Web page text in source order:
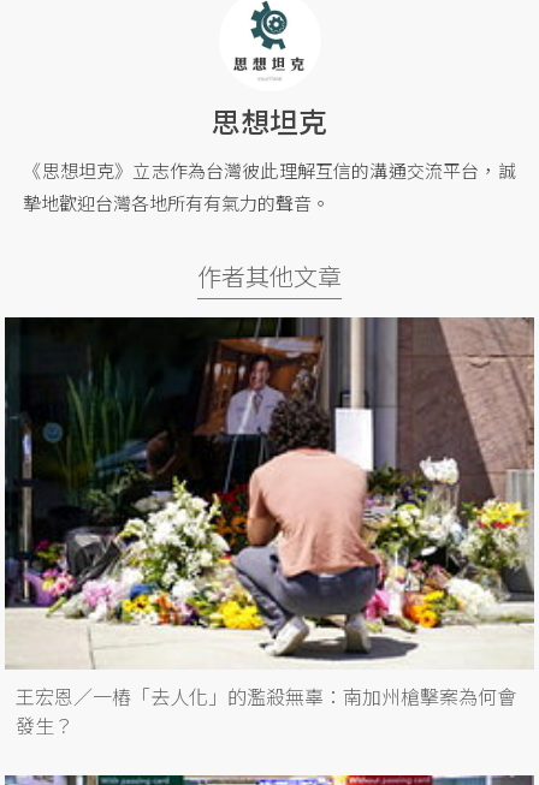
思想坦克
《思想坦克》立志作為台灣彼此理解互信的溝通交流平台，誠
摯地歡迎台灣各地所有有氣力的聲音。
作者其他文章
王宏恩／一樁「去人化」的濫殺無辜：南加州槍擊案為何會
發生？